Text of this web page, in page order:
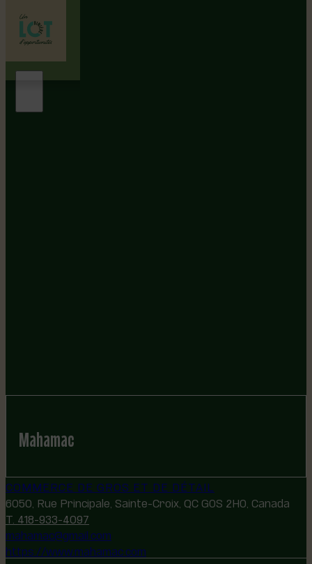
Mahamac
COMMERCE DE GROS ET DE DÉTAIL
6050, Rue Principale, Sainte-Croix, QC G0S 2H0, Canada
T. 418-933-4097
mahamac@gmail.com
https://www.mahamac.com